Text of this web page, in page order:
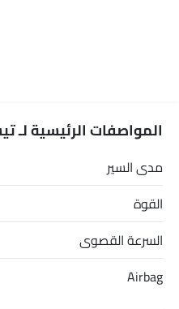
المواصفات الرئيسية
مدى السير
القوة
السرعة القصوى
Airbag